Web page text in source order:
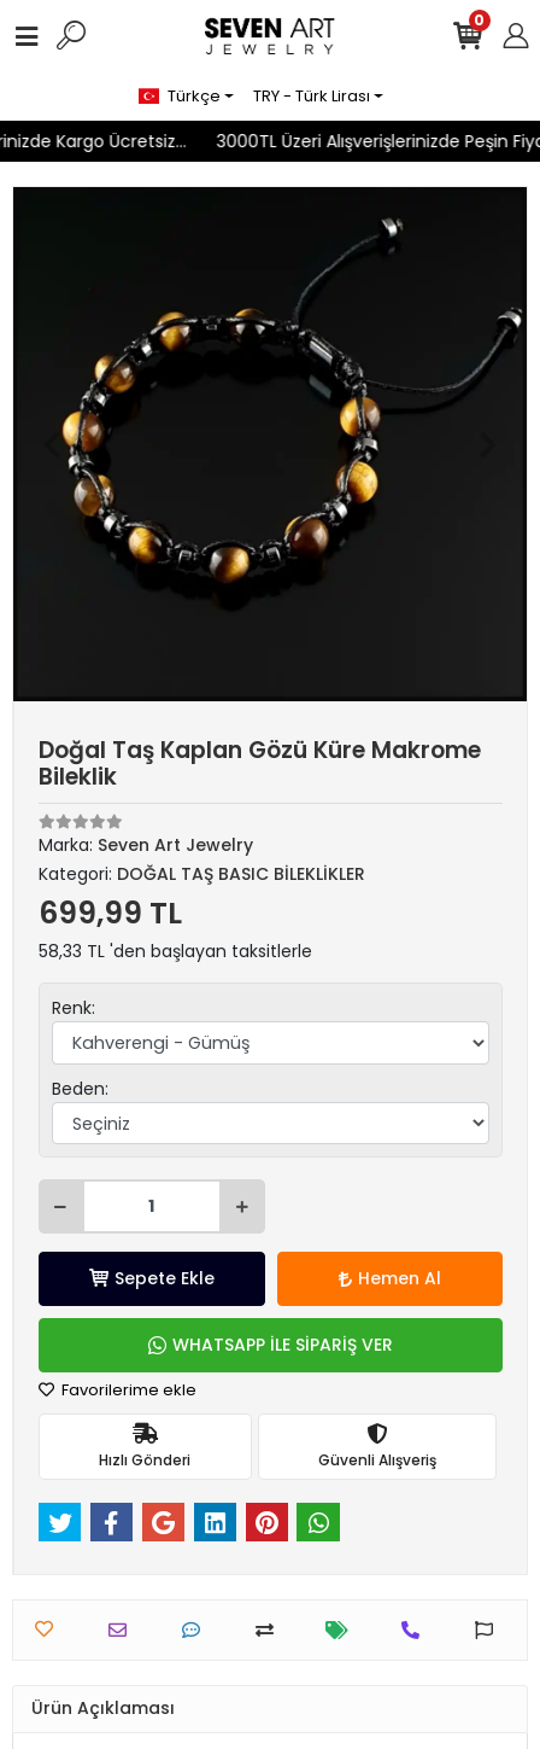
Kargo Ücretsiz... 3000TL Üzeri Alışverişlerinizde Peşin
0
Türkçe TRY - Türk Lirası
Doğal Taş Kaplan Gözü Küre Makrome
Bileklik
Marka: Seven Art Jewelry
Kategori: DOĞAL TAŞ BASIC BİLEKLİKLER
699,99 TL
58,33 TL 'den başlayan taksitlerle
Renk:
Beden:
Sepete Ekle Hemen Al
WHATSAPP İLE SİPARİŞ VER
Favorilerime ekle
Hızlı Gönderi Güvenli Alışveriş
Ürün Açıklaması